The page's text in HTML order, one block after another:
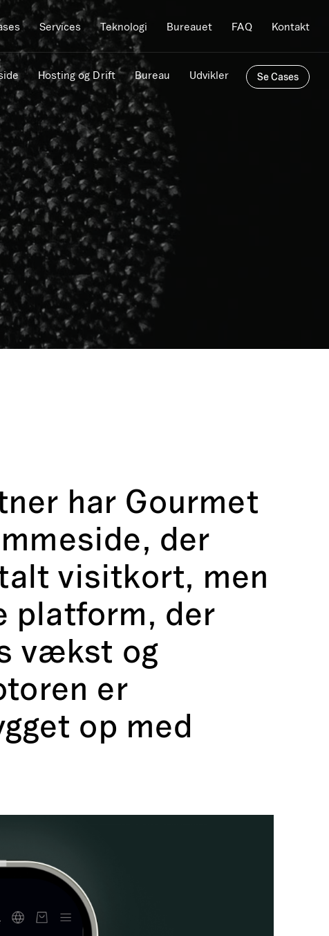
Services Teknologi Bureauet FAQ Kontakt
Hosting og Drift Bureau Udvikler Se Cases
har Gourmet
der
visitkort, men
platform, der
vækst og
er
op med